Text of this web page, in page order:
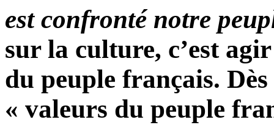
est confronté notre
sur la culture, c’est
du peuple français.
« valeurs du peuple